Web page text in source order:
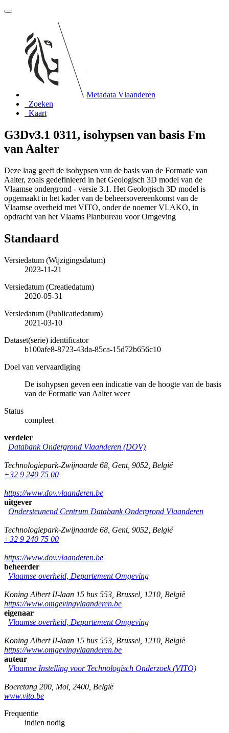
Metadata Vlaanderen
Zoeken
Kaart
G3Dv3.1 0311, isohypsen van basis Fm
van Aalter
Deze laag geeft de isohypsen van de basis van de Formatie van
Aalter, zoals gedefinieerd in het Geologisch 3D model van de
Vlaamse ondergrond - versie 3.1. Het Geologisch 3D model is
opgemaakt in het kader van de beheersovereenkomst van de
Vlaamse overheid met VITO, onder de noemer VLAKO, in
opdracht van het Vlaams Planbureau voor Omgeving
Standaard
Versiedatum (Wijzigingsdatum)
2023-11-21
Versiedatum (Creatiedatum)
2020-05-31
Versiedatum (Publicatiedatum)
2021-03-10
Dataset(serie) identificator
b100afe8-8723-43da-85ca-15d72b656c10
Doel van vervaardiging
De isohypsen geven een indicatie van de hoogte van de basis
van de Formatie van Aalter weer
Status
compleet
verdeler
Databank Ondergrond Vlaanderen (DOV)
Technologiepark-Zwijnaarde 68 Gent, 9052 België
+32 9 240 75 00
https://www.dov.vlaanderen.be
uitgever
Ondersteunend Centrum Databank Ondergrond Vlaanderen
Technologiepark-Zwijnaarde 68 Gent, 9052 België
+32 9 240 75 00
https://www.dov.vlaanderen.be
beheerder
Vlaamse overheid, Departement Omgeving
Koning Albert II-laan 15 bus 553 Brussel 1210 België
https://www.omgevingvlaanderen.be
eigenaar
Vlaamse overheid, Departement Omgeving
Koning Albert II-laan 15 bus 553 Brussel 1210 België
https://www.omgevingvlaanderen.be
auteur
Vlaamse Instelling voor Technologisch Onderzoek (VITO)
Boeretang 200 Mol 2400 België
www.vito.be
Frequentie
indien nodig